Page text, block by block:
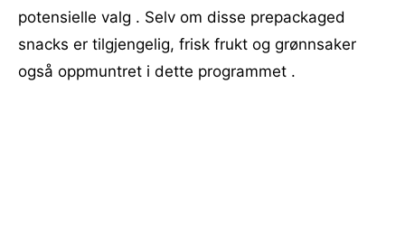
potensielle valg . Selv om disse prepackaged
snacks er tilgjengelig, frisk frukt og grønnsaker
også oppmuntret i dette programmet .